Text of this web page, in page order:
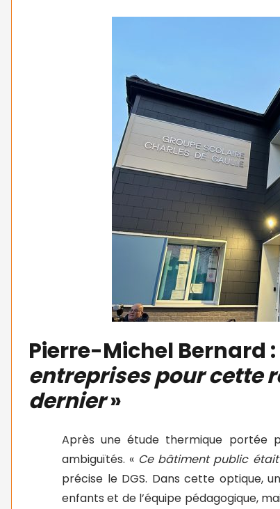
Pierre-Michel Bernard :
entreprises pour cette
dernier»
Après une étude thermique portée
ambiguïtés. « Ce bâtiment public
précise le DGS. Dans cette optique,
enfants et de l’équipe pédagogique,